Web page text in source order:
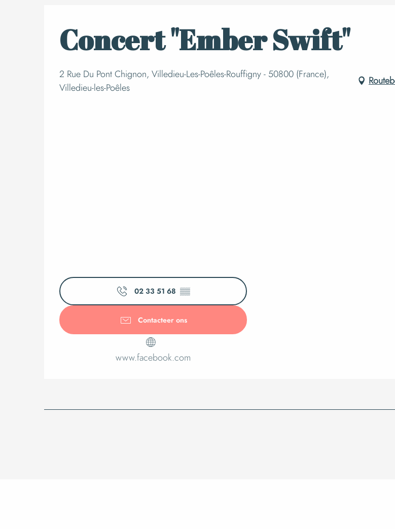
Concert "Ember Swift"
2 Rue Du Pont Chignon, Villedieu-Les-Poêles-Rouffigny - 50800 (France),
Villedieu-les-Poêles
02 33 51 68 ▒▒
Contacteer ons
www.facebook.com